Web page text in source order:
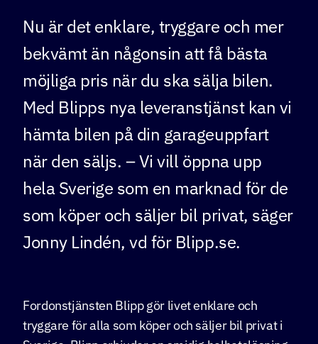
Nu är det enklare, tryggare och mer
bekvämt än någonsin att få bästa
möjliga pris när du ska sälja bilen.
Med Blipps nya leveranstjänst kan vi
hämta bilen på din garageuppfart
när den säljs. – Vi vill öppna upp
hela Sverige som en marknad för de
som köper och säljer bil privat, säger
Jonny Lindén, vd för Blipp.se.
Fordonstjänsten Blipp gör livet enklare och
tryggare för alla som köper och säljer bil privat i